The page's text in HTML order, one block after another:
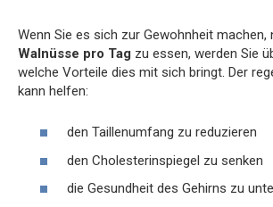
Wenn Sie es sich zur Gewohnheit machen,
Walnüsse pro Tag zu essen, werden Sie
welche Vorteile dies mit sich bringt. Der
kann helfen:
den Taillenumfang zu reduzieren
den Cholesterinspiegel zu senken
die Gesundheit des Gehirns zu